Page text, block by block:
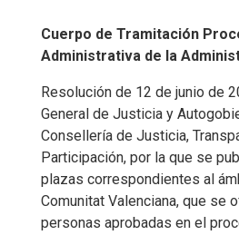
Cuerpo de Tramitación
Administrativa de la
Resolución de 12 de junio de
General de Justicia y
Consellería de Justicia,
Participación, por la que se
plazas correspondientes al
Comunitat Valenciana, que se
personas aprobadas en el